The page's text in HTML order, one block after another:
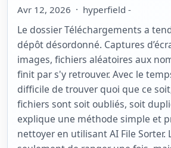
Avr 12, 2026 · hyperfield -
Le dossier Téléchargements a
dépôt désordonné. Captures
images, fichiers aléatoires aux
finit par s'y retrouver. Avec le
difficile de trouver quoi que ce
fichiers sont soit oubliés, soit
explique une méthode simple et
nettoyer en utilisant AI File Sorter.